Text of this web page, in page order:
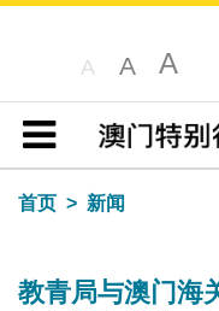
A A A
目录
首页
新闻
教青局与澳门海